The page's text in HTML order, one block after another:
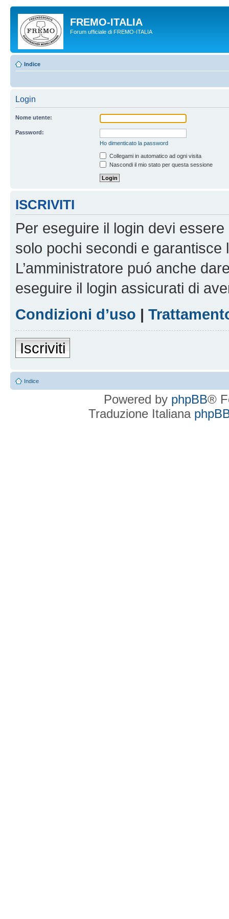
FREMO-ITALIA
Forum ufficiale di FREMO-ITALIA
Indice
Login
Nome utente:
Password:
Ho dimenticato la password
Collegami in automatico ad ogni visita
Nascondi il mio stato per questa sessione
ISCRIVITI
Per eseguire il login devi
solo pochi secondi e garantisce
L’amministratore puó anche
eseguire il login assicurati di
Condizioni d’uso |
Iscriviti
Indice
Powered by phpBB®
Traduzione Italiana